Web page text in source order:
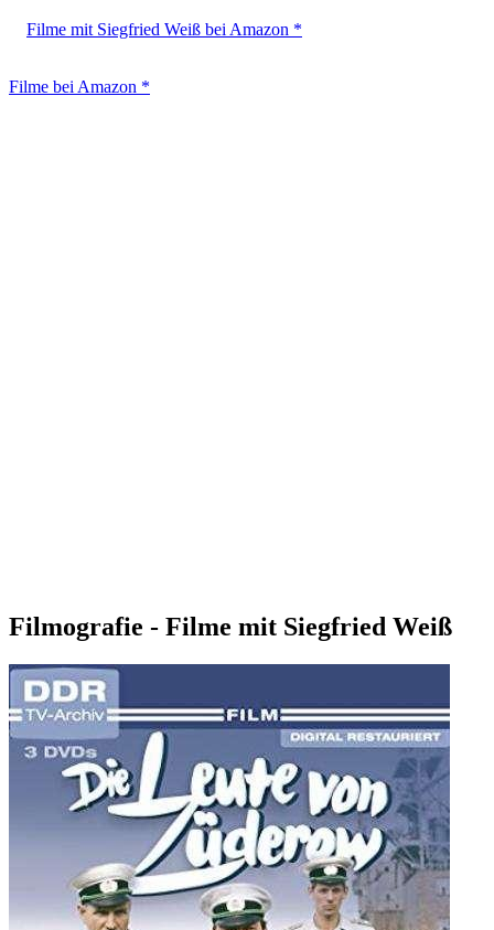
Filme mit Siegfried Weiß bei Amazon *
Filme bei Amazon *
Filmografie - Filme mit Siegfried Weiß